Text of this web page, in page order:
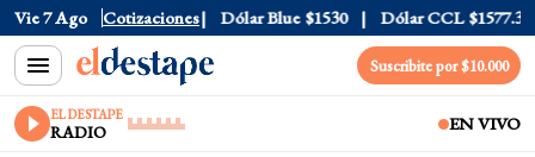
Vie 7 Ago Cotizaciones
Dólar Tarjeta $1976 Dólar Blue $1530 Dólar CCL $1577.3
Suscribite por $10.000
EL DESTAPE
RADIO EN VIVO